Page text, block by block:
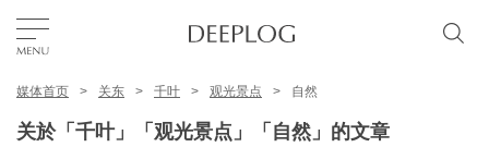
媒体首页 关东 千叶 观光景点 自然
关於「千叶」「观光景点」「自然」的文章